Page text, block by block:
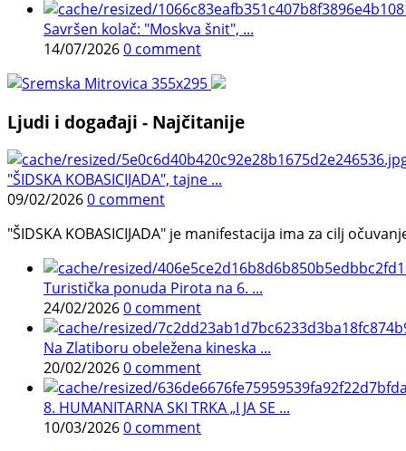
Savršen kolač: "Moskva šnit", ...
14/07/20260 comment
Ljudi i događaji - Najčitanije
"ŠIDSKA KOBASICIJADA", tajne ...
09/02/20260 comment
"ŠIDSKA KOBASICIJADA" je manifestacija ima za cilj
Turistička ponuda Pirota na 6. ...
24/02/20260 comment
Na Zlatiboru obeležena kineska ...
20/02/20260 comment
8. HUMANITARNA SKI TRKA „I JA SE ...
10/03/20260 comment